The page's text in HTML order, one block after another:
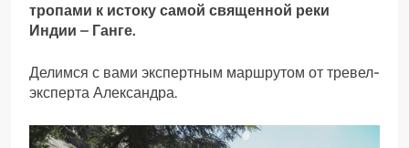
тропами к истоку самой священной реки
Индии – Ганге.
Делимся с вами экспертным маршрутом от тревел-
эксперта Александра.